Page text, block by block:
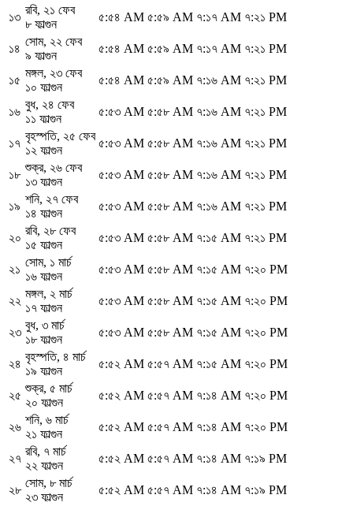
১৩
রবি, ২১ ফেব
৮ ফাল্গুন
৫:৫৪ AM ৫:৫৯ AM ৭:১৭ AM ৭:২১ PM
১৪
সোম, ২২ ফেব
৯ ফাল্গুন
৫:৫৪ AM ৫:৫৯ AM ৭:১৭ AM ৭:২১ PM
১৫
মঙ্গল, ২৩ ফেব
১০ ফাল্গুন
৫:৫৪ AM ৫:৫৯ AM ৭:১৬ AM ৭:২১ PM
১৬
বুধ, ২৪ ফেব
১১ ফাল্গুন
৫:৫৩ AM ৫:৫৮ AM ৭:১৬ AM ৭:২১ PM
১৭
বৃহস্পতি, ২৫ ফেব
১২ ফাল্গুন
৫:৫৩ AM ৫:৫৮ AM ৭:১৬ AM ৭:২১ PM
১৮
শুক্র, ২৬ ফেব
১৩ ফাল্গুন
৫:৫৩ AM ৫:৫৮ AM ৭:১৬ AM ৭:২১ PM
১৯
শনি, ২৭ ফেব
১৪ ফাল্গুন
৫:৫৩ AM ৫:৫৮ AM ৭:১৬ AM ৭:২১ PM
২০
রবি, ২৮ ফেব
১৫ ফাল্গুন
৫:৫৩ AM ৫:৫৮ AM ৭:১৫ AM ৭:২১ PM
২১
সোম, ১ মার্চ
১৬ ফাল্গুন
৫:৫৩ AM ৫:৫৮ AM ৭:১৫ AM ৭:২০ PM
২২
মঙ্গল, ২ মার্চ
১৭ ফাল্গুন
৫:৫৩ AM ৫:৫৮ AM ৭:১৫ AM ৭:২০ PM
২৩
বুধ, ৩ মার্চ
১৮ ফাল্গুন
৫:৫৩ AM ৫:৫৮ AM ৭:১৫ AM ৭:২০ PM
২৪
বৃহস্পতি, ৪ মার্চ
১৯ ফাল্গুন
৫:৫২ AM ৫:৫৭ AM ৭:১৫ AM ৭:২০ PM
২৫
শুক্র, ৫ মার্চ
২০ ফাল্গুন
৫:৫২ AM ৫:৫৭ AM ৭:১৪ AM ৭:২০ PM
২৬
শনি, ৬ মার্চ
২১ ফাল্গুন
৫:৫২ AM ৫:৫৭ AM ৭:১৪ AM ৭:২০ PM
২৭
রবি, ৭ মার্চ
২২ ফাল্গুন
৫:৫২ AM ৫:৫৭ AM ৭:১৪ AM ৭:১৯ PM
২৮
সোম, ৮ মার্চ
২৩ ফাল্গুন
৫:৫২ AM ৫:৫৭ AM ৭:১৪ AM ৭:১৯ PM